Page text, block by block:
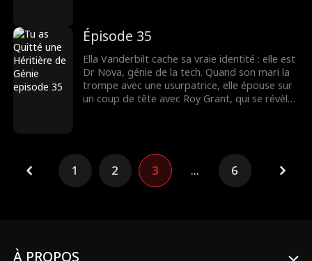
contrat du siècle.
Épisode 35
Ella Vanderbilt cache sa vraie identité : elle est
Dr Nova, génie de la tech. Quand son mari la
trompe avec une usurpatrice, elle épouse sur
un coup de tête avec Roy Grant, qui se révèle
1 2 3 ... 6
À PROPOS